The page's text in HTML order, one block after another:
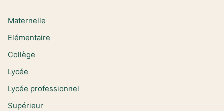
Maternelle
Elémentaire
Collège
Lycée
Lycée professionnel
Supérieur